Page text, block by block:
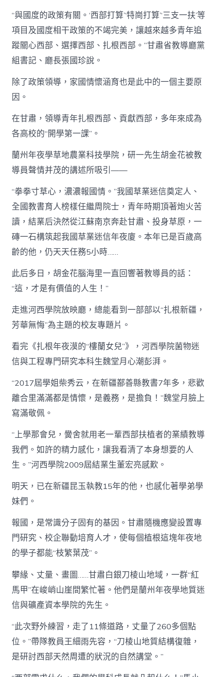
“與國度的政策有關。‘西部打算’‘特崗打算’‘三支一扶’等
項目及國度相干政策的不竭完美，讓越來越多青年追
蹤關心西部、選擇西部、扎根西部。”甘肅省教導廳黨
組書記、廳長張國珍說。
除了政策領導，家國情懷涵育也是此中的一個主要原
因。
在甘肅，領導青年扎根西部、貢獻西部，多年來成為
各高校的“開學第一課”。
蘭州年夜學草地農業科技學院，研一先生胡金花被教
導員聲情并茂的講述所吸引——
“拳拳寸草心，濃濃報國情。”我國草業迷信奠定人、
全國教書育人榜樣任繼周院士，青年時期頂著炮火苦
讀，結業后決然從江蘇南京奔赴甘肅、投身草原，一
磚一石構筑起我國草業迷信年夜廈。本年已是百歲高
齡的他，仍天天任務5小時……
此后多日，胡金花腦海里一直回響著教導員的話：
“這，才是有價值的人生！”
走進河西學院放映廳，總能看到一部部以“扎根新疆，
芳華無悔”為主題的校友專題片。
看完《扎根年夜漠的“樓蘭女兒”》，河西學院菌物迷
信與工程專門研究本科生魏堂月心潮彭湃。
“2017屆學姐柴秀云，在新疆鄯善縣教書7年多，悲歡
離合里滿滿都是情懷，是義務，是擔負！”魏堂月臉上
寫滿敬佩。
“上學那會兒，黌舍就用老一輩西部扶植者的業績教導
我們。如許的精力感化，讓我看清了本身想要的人
生。”河西學院2009屆結業生董宏亮感歎。
明天，已在新疆昆玉執教15年的他，也感化著學弟學
妹們。
報國，是常識分子固有的基因。甘肅隨機應變設置專
門研究、校企聯動培育人才，使每個植根這塊年夜地
的學子都能“枝繁葉茂”。
攀緣、丈量、畫圖……甘肅白銀刀棱山地域，一群“紅
馬甲”在峻峭山崖間繁忙著。他們是蘭州年夜學地質迷
信與礦產資本學院的先生。
“此次野外練習，走了11條道路，丈量了260多個點
位。”帶隊教員王細雨先容，“刀棱山地質結構復雜，
是研討西部天然周遭的狀況的自然講堂。”